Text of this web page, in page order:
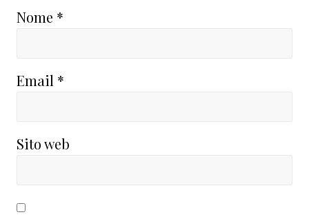
Nome *
Email *
Sito web